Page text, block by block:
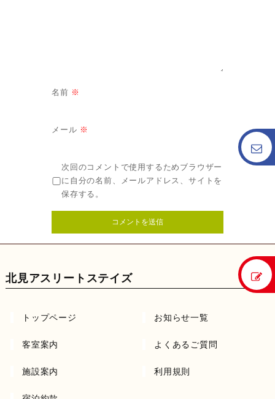
名前 ※
メール ※
次回のコメントで使用するためブラウザー
に自分の名前、メールアドレス、サイトを
保存する。
北見アスリートステイズ
トップページ お知らせ一覧
客室案内 よくあるご質問
施設案内 利用規則